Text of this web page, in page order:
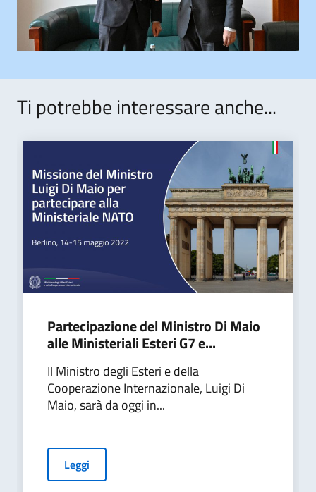
Ti potrebbe interessare anche...
Partecipazione del Ministro Di Maio
alle Ministeriali Esteri G7 e...
Il Ministro degli Esteri e della
Cooperazione Internazionale, Luigi Di
Maio, sarà da oggi in...
Leggi